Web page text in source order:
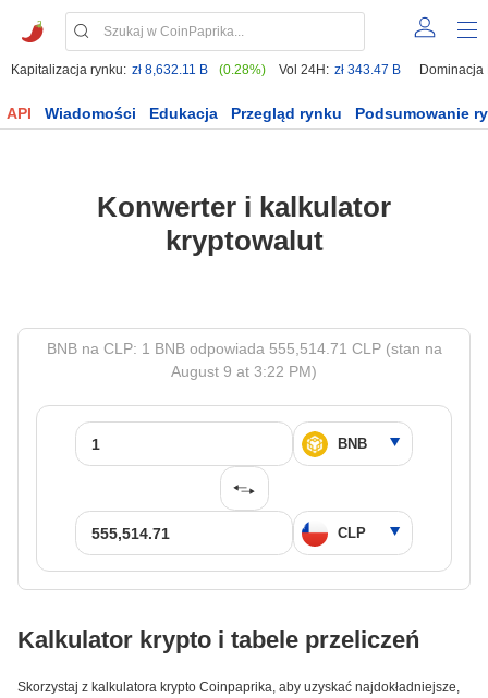
Kapitalizacja rynku: zł 8,632.11 B (0.28%) Vol 24H: zł 343.47 B Dominacja
API Wiadomości Edukacja Przegląd rynku Podsumowanie
Konwerter i kalkulator
kryptowalut
BNB na CLP: 1 BNB odpowiada 555,514.71 CLP (stan na
August 9 at 3:22 PM)
Kalkulator krypto i tabele przeliczeń
Skorzystaj z kalkulatora krypto Coinpaprika, aby uzyskać najdokładniejsze,